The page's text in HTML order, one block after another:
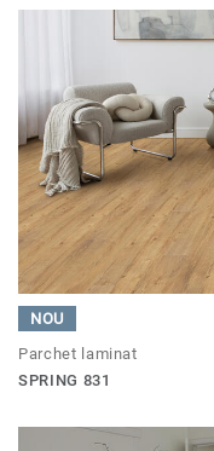
NOU
Parchet laminat
SPRING 831